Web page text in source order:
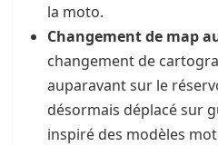
la moto.
Changement de map
changement de
auparavant sur le
désormais déplacé sur
inspiré des modèles